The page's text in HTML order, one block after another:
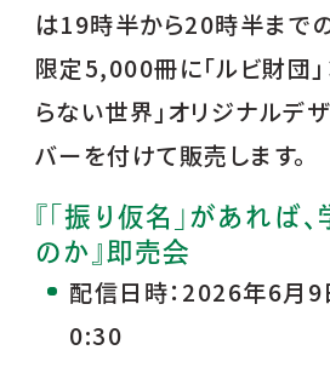
は19時半から20時半まで
限定5,000冊に「ルビ財団
らない世界」オリジナルデ
バーを付けて販売します。
『「振り仮名」があれば
のか』即売会
配信日時：2026年6月9
0:30